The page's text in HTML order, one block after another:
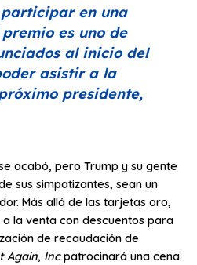
en una
es uno de
al inicio del
asistir a la
presidente,
acabó, pero Trump y su gente
sus simpatizantes, sean un
Más allá de las tarjetas oro,
la venta con descuentos para
de recaudación de
Again, Incpatrocinará una cena